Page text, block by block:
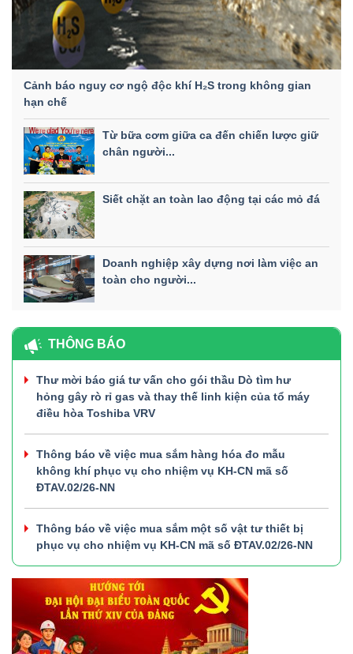
Cảnh báo nguy cơ ngộ độc khí H₂S trong không gian
hạn chế
Từ bữa cơm giữa ca đến chiến lược giữ
chân người...
Siết chặt an toàn lao động tại các mỏ đá
Doanh nghiệp xây dựng nơi làm việc an
toàn cho người...
THÔNG BÁO
Thư mời báo giá tư vấn cho gói thầu Dò tìm hư
hỏng gây rò rỉ gas và thay thế linh kiện của tổ máy
điều hòa Toshiba VRV
Thông báo về việc mua sắm hàng hóa đo mẫu
không khí phục vụ cho nhiệm vụ KH-CN mã số
ĐTAV.02/26-NN
Thông báo về việc mua sắm một số vật tư thiết bị
phục vụ cho nhiệm vụ KH-CN mã số ĐTAV.02/26-NN